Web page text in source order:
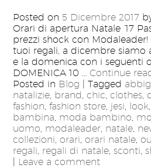
Posted on 5 Dicembre 2017
Orari di apertura Natale ’17
prezzi shock con
tuoi regali, a dicembre siamo
e la domenica con i seguenti
DOMENICA 10 …Continue
Posted in Blog Tagged
natalizie, brand,chic,clothes,
fashion,fashion store, jesi, look,
bambina, moda bambino,
uomo, modaleader, natale,
collezioni,orari,orari natale,
regali, regali di natale,sconti,
Leave a comment